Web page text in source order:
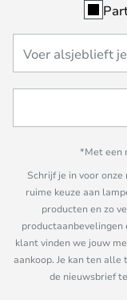
*Met een
Schrijf je in voor
ruime keuze aan
producten en zo
klant vinden we jouw
aankoop. Je kan ten
de nieuwsbrief